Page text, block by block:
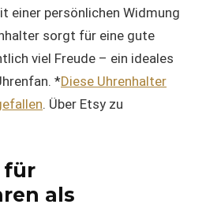
einer persönlichen Widmung
sorgt für eine gute
viel Freude – ein ideales
*Diese Uhrenhalter
. Über Etsy zu
für
als